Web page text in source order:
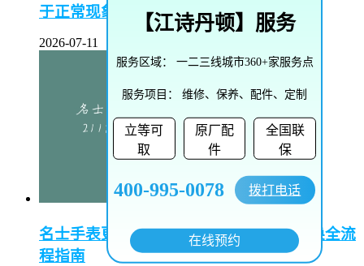
于正常现象？
2026-07-11
名士手表更换表带教程–名士手表表带更换全流
程指南
【江诗丹顿】服务
服务区域： 一二三线城市360+家服务点
服务项目： 维修、保养、配件、定制
立等可
取
原厂配
件
全国联
保
400-995-0078 拨打电话
在线预约